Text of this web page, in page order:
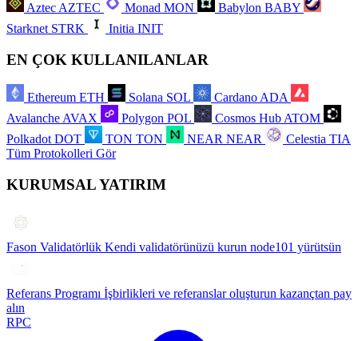
AztecAZTEC Monad MON Babylon BABY
Starknet STRK Initia INIT
EN ÇOK KULLANILANLAR
Ethereum ETH Solana SOL Cardano ADA
Avalanche AVAX Polygon POL Cosmos Hub ATOM
Polkadot DOT TON TON NEAR NEAR Celestia TIA
Tüm Protokolleri Gör
KURUMSAL YATIRIM
Fason Validatörlük Kendi validatörünüzü kurun node101 yürütsün
Referans Programı İşbirlikleri ve referanslar oluşturun kazançtan pay
alın
RPC